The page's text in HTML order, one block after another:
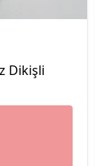
Dikişli